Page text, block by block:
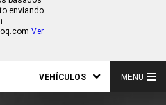
enviando
Ver
VEHÍCULOS MENU